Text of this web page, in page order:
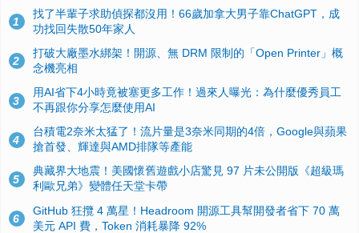
1
找了半輩子求助偵探都沒用！66歲加拿大男子靠ChatGPT，成
功找回失散50年家人
2
打破大廠墨水綁架！開源、無 DRM 限制的「Open Printer」概
念機亮相
3
用AI省下4小時竟被塞更多工作！過來人曝光：為什麼優秀員工
不再跟你分享怎麼使用AI
4
台積電2奈米太猛了！流片量是3奈米同期的4倍，Google與蘋果
搶首發、輝達與AMD排隊等產能
5
典藏界大地震！美國懷舊遊戲小店驚見 97 片未公開版《超級瑪
利歐兄弟》變體任天堂卡帶
6
GitHub 狂攬 4 萬星！Headroom 開源工具幫開發者省下 70 萬
美元 API 費，Token 消耗暴降 92%